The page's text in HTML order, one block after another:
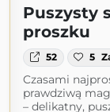
Puszysty
proszku
52 5
Czasami
prawdziwą
– delikatny,